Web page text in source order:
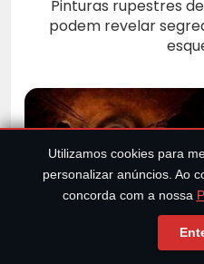
Pinturas rupestres
podem revelar
Utilizamos cookies para
personalizar anúncios. Ao
concorda com a nossa